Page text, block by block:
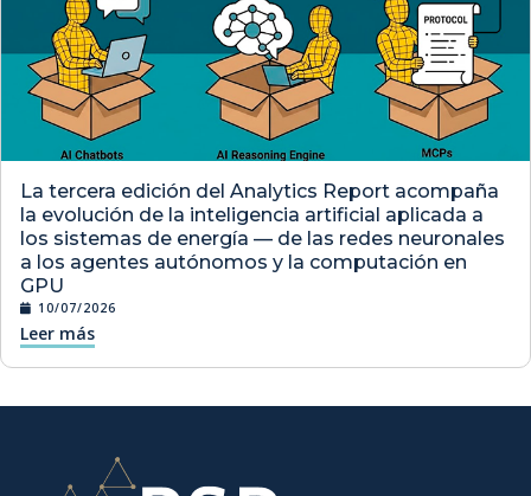
La tercera edición del Analytics Report acompaña
la evolución de la inteligencia artificial aplicada a
los sistemas de energía — de las redes neuronales
a los agentes autónomos y la computación en
GPU
10/07/2026
Leer más